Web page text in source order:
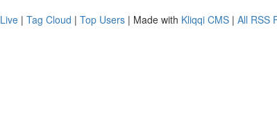
Live | Tag Cloud | Top Users | Made with Kliqqi CMS | All RSS